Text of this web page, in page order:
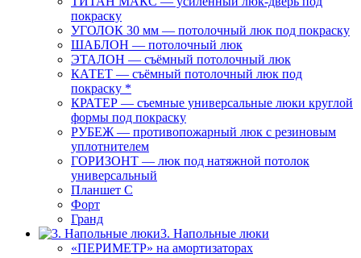
покраску
УГОЛОК 30 мм — потолочный люк под покраску
ШАБЛОН — потолочный люк
ЭТАЛОН — съёмный потолочный люк
КАТЕТ — съёмный потолочный люк под
покраску *
КРАТЕР — съемные универсальные люки круглой
формы под покраску
РУБЕЖ — противопожарный люк с резиновым
уплотнителем
ГОРИЗОНТ — люк под натяжной потолок
универсальный
Планшет С
Форт
Гранд
3. Напольные люки
«ПЕРИМЕТР» на амортизаторах